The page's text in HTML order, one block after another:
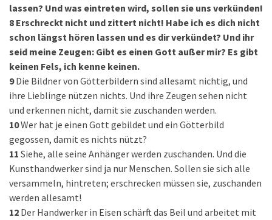
lassen? Und was eintreten wird, sollen sie uns verkünden!
8 Erschreckt nicht und zittert nicht! Habe ich es dich nicht
schon längst hören lassen und es dir verkündet? Und ihr
seid meine Zeugen: Gibt es einen Gott außer mir? Es gibt
keinen Fels, ich kenne keinen.
9 Die Bildner von Götterbildern sind allesamt nichtig, und
ihre Lieblinge nützen nichts. Und ihre Zeugen sehen nicht
und erkennen nicht, damit sie zuschanden werden.
10Wer hat je einen Gott gebildet und ein Götterbild
gegossen, damit es nichts nützt?
11 Siehe, alle seine Anhänger werden zuschanden. Und die
Kunsthandwerker sind ja nur Menschen. Sollen sie sich alle
versammeln, hintreten; erschrecken müssen sie, zuschanden
werden allesamt!
12 Der Handwerker in Eisen schärft das Beil und arbeitet mit